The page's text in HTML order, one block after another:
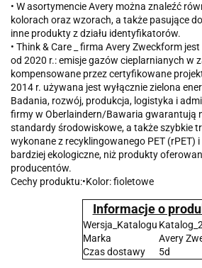
• W asortymencie Avery można znaleźć
kolorach oraz wzorach, a także pasujące
inne produkty z działu identyfikatorów.
• Think & Care _ firma Avery Zweckform
od 2020 r.: emisje gazów cieplarnianych w
kompensowane przez certyfikowane
2014 r. używana jest wyłącznie zielona
Badania, rozwój, produkcja, logistyka i
firmy w Oberlaindern/Bawaria gwarantują
standardy środowiskowe, a także szybkie
wykonane z recyklingowanego PET (rPET)
bardziej ekologiczne, niż produkty
producentów.
Cechy produktu:•Kolor: fioletowe
Informacje o
Wersja_Katalogu
Marka
Avery
Czas dostawy
5d